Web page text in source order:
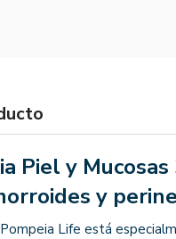
Piel y
y
Life está